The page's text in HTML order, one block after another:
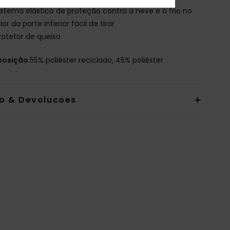
elástico de proteção contra a neve e o frio no
da parte inferior fácil de tirar
de queixo
55% poliéster reciclado, 45% poliéster
& Devolucoes